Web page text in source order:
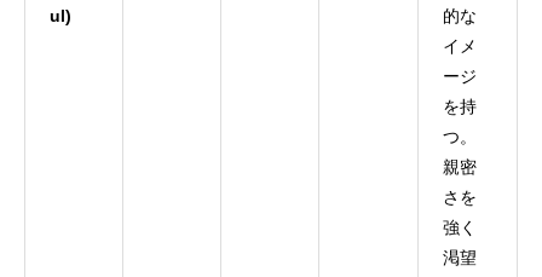
ul)
的な
イメ
ージ
を持
つ。
親密
さを
強く
渇望